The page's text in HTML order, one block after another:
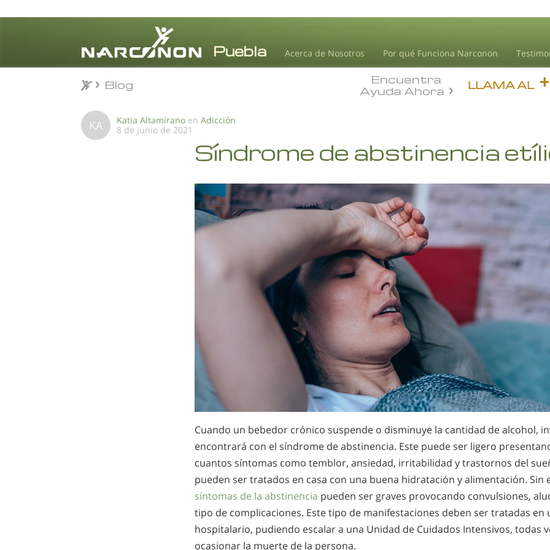
Acerca de Nosotros Por qué Funciona Narconon
LLAMA AL
Encuentra
Ayuda Ahora
Blog
KA Katia Altamirano en Adicción
8 de junio de 2021
Síndrome de abstinencia
Cuando un bebedor crónico suspende o disminuye la cantidad de alcohol,
encontrará con el síndrome de abstinencia. Este puede ser ligero
cuantos síntomas como temblor, ansiedad, irritabilidad y trastornos del
pueden ser tratados en casa con una buena hidratación y alimentación. Sin
síntomas de la abstinencia pueden ser graves provocando convulsiones,
tipo de complicaciones. Este tipo de manifestaciones deben ser tratadas en
hospitalario, pudiendo escalar a una Unidad de Cuidados Intensivos, todas
ocasionar la muerte de la persona.
Blog